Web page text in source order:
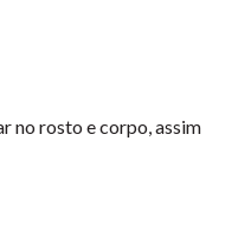
no rosto e corpo, assim